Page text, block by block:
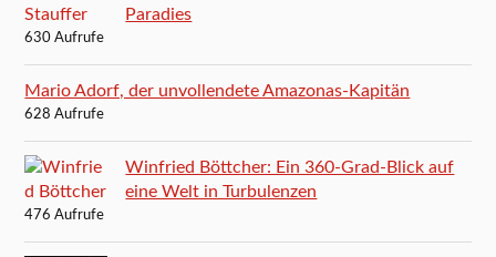
Paradies
630 Aufrufe
Mario Adorf, der unvollendete Amazonas-Kapitän
628 Aufrufe
Winfried Böttcher: Ein 360-Grad-Blick auf
eine Welt in Turbulenzen
476 Aufrufe